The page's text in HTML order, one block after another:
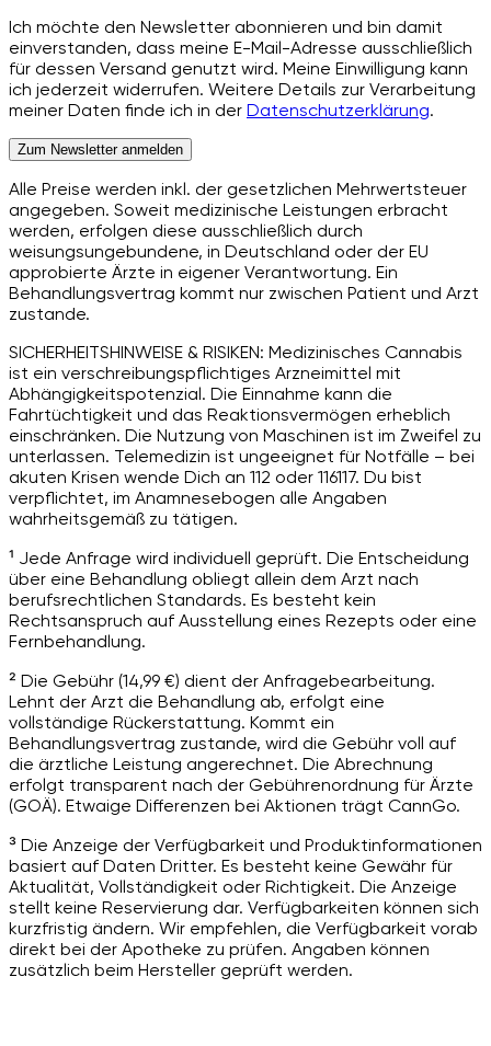
Ich möchte den Newsletter abonnieren und bin damit
einverstanden, dass meine E-Mail-Adresse ausschließlich
für dessen Versand genutzt wird. Meine Einwilligung kann
ich jederzeit widerrufen. Weitere Details zur Verarbeitung
meiner Daten finde ich in der Datenschutzerklärung.
Zum Newsletter anmelden
Alle Preise werden inkl. der gesetzlichen Mehrwertsteuer
angegeben. Soweit medizinische Leistungen erbracht
werden, erfolgen diese ausschließlich durch
weisungsungebundene, in Deutschland oder der EU
approbierte Ärzte in eigener Verantwortung. Ein
Behandlungsvertrag kommt nur zwischen Patient und Arzt
zustande.
SICHERHEITSHINWEISE & RISIKEN: Medizinisches Cannabis
ist ein verschreibungspflichtiges Arzneimittel mit
Abhängigkeitspotenzial. Die Einnahme kann die
Fahrtüchtigkeit und das Reaktionsvermögen erheblich
einschränken. Die Nutzung von Maschinen ist im Zweifel zu
unterlassen. Telemedizin ist ungeeignet für Notfälle – bei
akuten Krisen wende Dich an 112 oder 116117. Du bist
verpflichtet, im Anamnesebogen alle Angaben
wahrheitsgemäß zu tätigen.
¹ Jede Anfrage wird individuell geprüft. Die Entscheidung
über eine Behandlung obliegt allein dem Arzt nach
berufsrechtlichen Standards. Es besteht kein
Rechtsanspruch auf Ausstellung eines Rezepts oder eine
Fernbehandlung.
² Die Gebühr (14,99 €) dient der Anfragebearbeitung.
Lehnt der Arzt die Behandlung ab, erfolgt eine
vollständige Rückerstattung. Kommt ein
Behandlungsvertrag zustande, wird die Gebühr voll auf
die ärztliche Leistung angerechnet. Die Abrechnung
erfolgt transparent nach der Gebührenordnung für Ärzte
(GOÄ). Etwaige Differenzen bei Aktionen trägt CannGo.
³ Die Anzeige der Verfügbarkeit und Produktinformationen
basiert auf Daten Dritter. Es besteht keine Gewähr für
Aktualität, Vollständigkeit oder Richtigkeit. Die Anzeige
stellt keine Reservierung dar. Verfügbarkeiten können sich
kurzfristig ändern. Wir empfehlen, die Verfügbarkeit vorab
direkt bei der Apotheke zu prüfen. Angaben können
zusätzlich beim Hersteller geprüft werden.